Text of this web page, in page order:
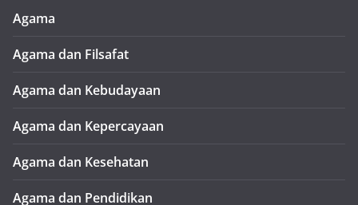
Agama
Agama dan Filsafat
Agama dan Kebudayaan
Agama dan Kepercayaan
Agama dan Kesehatan
Agama dan Pendidikan